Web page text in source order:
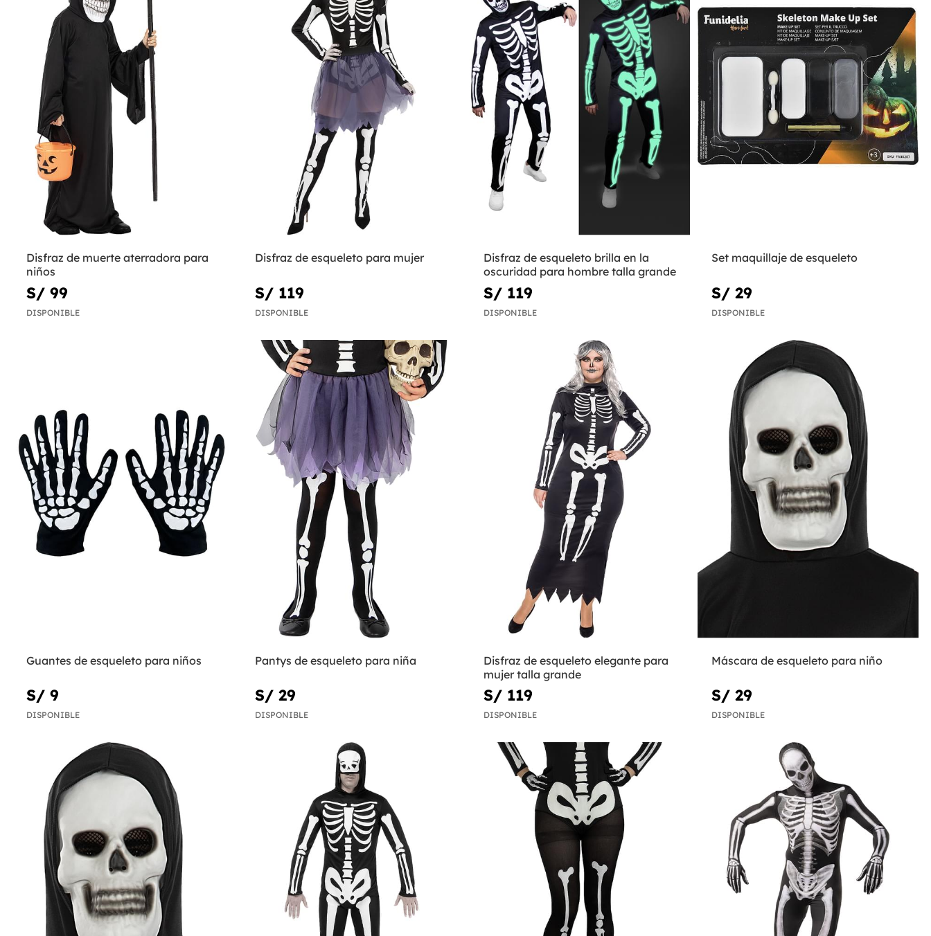
Disfraz de muerte aterradora para
niños
S/ 99
DISPONIBLE
Disfraz de esqueleto para mujer
S/ 119
DISPONIBLE
Disfraz de esqueleto brilla en la
oscuridad para hombre talla grande
S/ 119
DISPONIBLE
Set maquillaje de esqueleto
S/ 29
DISPONIBLE
Guantes de esqueleto para niños
S/ 9
DISPONIBLE
Pantys de esqueleto para niña
S/ 29
DISPONIBLE
Disfraz de esqueleto elegante para
mujer talla grande
S/ 119
DISPONIBLE
Máscara de esqueleto para niño
S/ 29
DISPONIBLE